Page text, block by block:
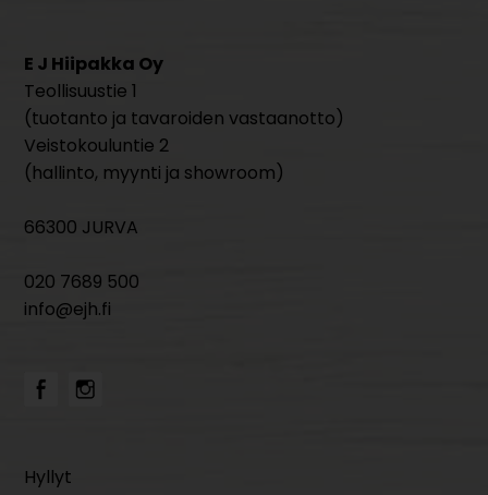
E J Hiipakka Oy
Teollisuustie 1
(tuotanto ja tavaroiden vastaanotto)
Veistokouluntie 2
(hallinto, myynti ja showroom)
66300 JURVA
020 7689 500
info@ejh.fi
Hyllyt